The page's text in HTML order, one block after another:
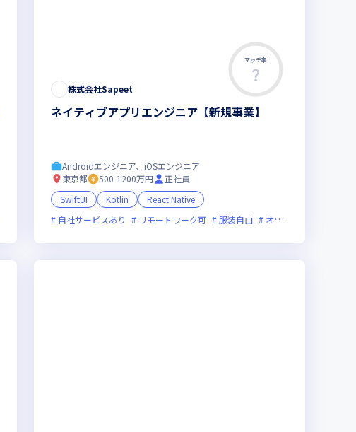
新技術に積極的 残業月20時間未満 女性エンジニアが活躍中
マッチ率
株式会社Sapeet
ネイティブアプリエンジニア【新規事業】
Androidエンジニア、iOSエンジニア
東京都
500-1200万円
正社員
SwiftUI
Kotlin
React Native
自社サービスあり
リモートワーク可 服装自由 オンライン選考可